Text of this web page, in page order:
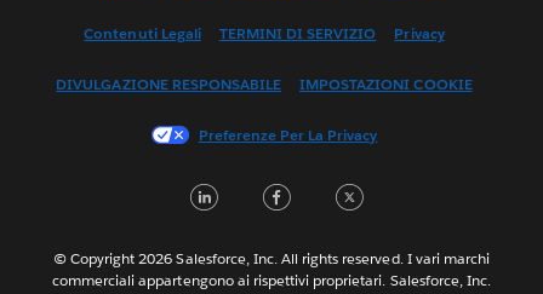
Français (Canada)
한국어
Português
Contenuti Legali TERMINI DI SERVIZIO Privacy
DIVULGAZIONE RESPONSABILE IMPOSTAZIONI COOKIE
Preferenze Per La Privacy
LinkedInFacebook
© Copyright 2026 Salesforce, Inc. All rights reserved. I vari marchi
commerciali appartengono ai rispettivi proprietari. Salesforce, Inc.